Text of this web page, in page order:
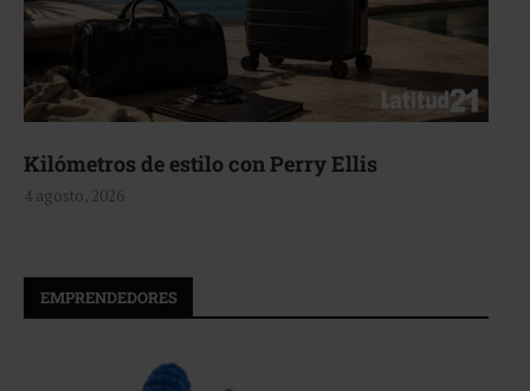
Kilómetros de estilo con Perry Ellis
4 agosto, 2026
EMPRENDEDORES